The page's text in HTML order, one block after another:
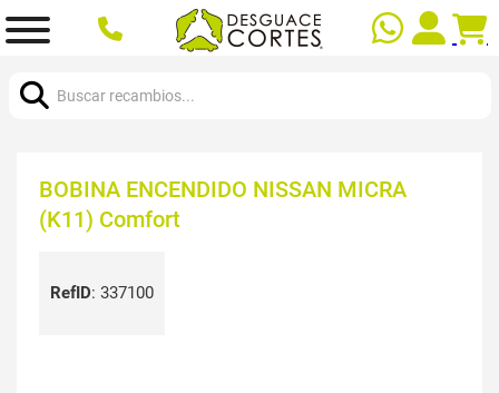
BOBINA ENCENDIDO NISSAN MICRA
(K11) Comfort
RefID: 337100